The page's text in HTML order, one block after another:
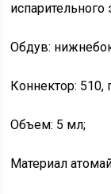
испарительного
Обдув:
Коннектор:
Объем: 5 мл;
Материал